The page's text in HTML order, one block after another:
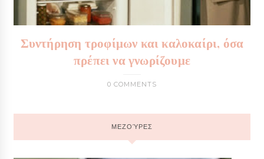
Συντήρηση τροφίμων και καλοκαίρι, όσα
πρέπει να γνωρίζουμε
0 COMMENTS
ΜΕΖΟΎΡΕΣ